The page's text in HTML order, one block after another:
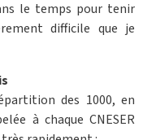
le temps pour tenir
difficile que je
des 1000, en
à chaque CNESER